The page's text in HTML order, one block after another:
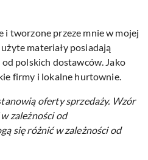
i tworzone przeze mnie w mojej
materiały posiadają
polskich dostawców. Jako
firmy i lokalne hurtownie.
oferty sprzedaży. Wzór
zależności od
się różnić w zależności od